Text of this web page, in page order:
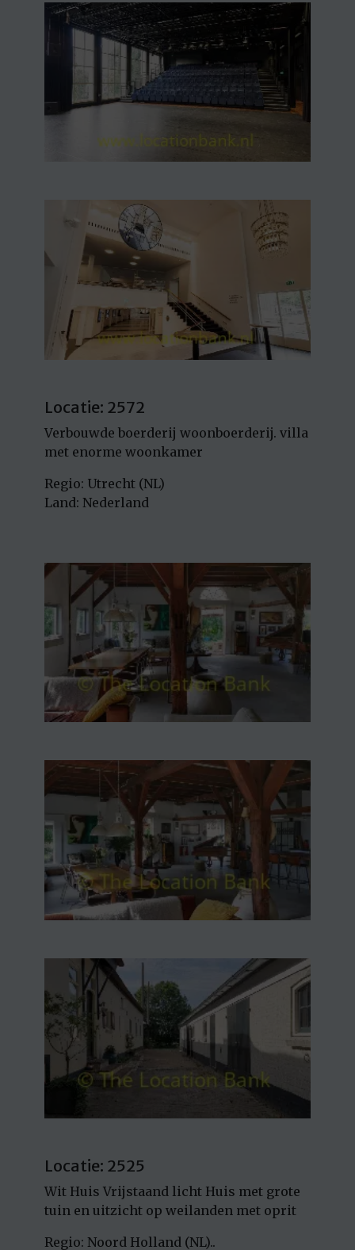
Locatie: 2572
Verbouwde boerderij woonboerderij. villa
met enorme woonkamer
Regio: Utrecht (NL)
Land: Nederland
Locatie: 2525
Wit Huis Vrijstaand licht Huis met grote
tuin en uitzicht op weilanden met oprit
Regio: Noord Holland (NL)..